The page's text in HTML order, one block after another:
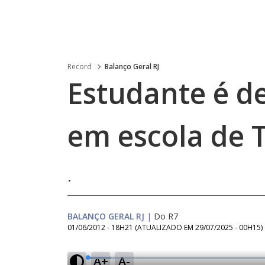
Record Balanço Geral RJ
Estudante é
em escola de
.
BALANÇO GERAL RJ | Do R7
01/06/2012 - 18H21 (ATUALIZADO EM 29/07/2025 - 00H15)
A+ A-
L